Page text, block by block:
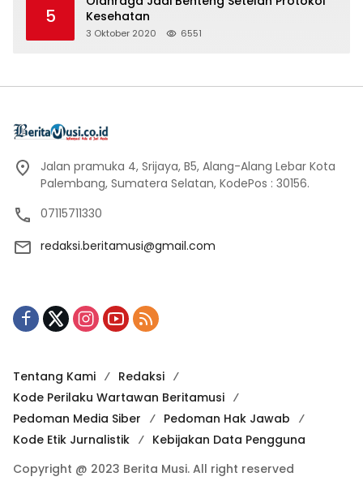
5
Kesehatan
3 Oktober 2020 6551
Jalan pramuka 4, Srijaya, B5, Alang-Alang Lebar Kota
Palembang, Sumatera Selatan, KodePos : 30156.
07115711330
redaksi.beritamusi@gmail.com
Tentang Kami
Redaksi
Kode Perilaku Wartawan Beritamusi
Pedoman Media Siber
Pedoman Hak Jawab
Kode Etik Jurnalistik
Kebijakan Data Pengguna
Copyright @ 2023 Berita Musi. All right reserved